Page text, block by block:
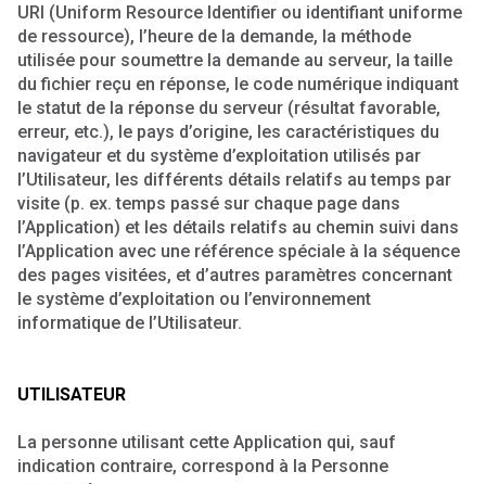
URI (Uniform Resource Identifier ou identifiant uniforme
de ressource), l’heure de la demande, la méthode
utilisée pour soumettre la demande au serveur, la taille
du fichier reçu en réponse, le code numérique indiquant
le statut de la réponse du serveur (résultat favorable,
erreur, etc.), le pays d’origine, les caractéristiques du
navigateur et du système d’exploitation utilisés par
l’Utilisateur, les différents détails relatifs au temps par
visite (p. ex. temps passé sur chaque page dans
l’Application) et les détails relatifs au chemin suivi dans
l’Application avec une référence spéciale à la séquence
des pages visitées, et d’autres paramètres concernant
le système d’exploitation ou l’environnement
informatique de l’Utilisateur.
UTILISATEUR
La personne utilisant cette Application qui, sauf
indication contraire, correspond à la Personne